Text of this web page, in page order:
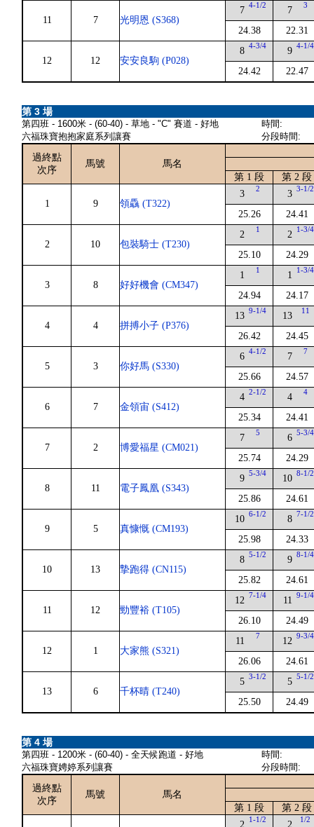
11 7 光明恩 (S368)
7 4-1/2
24.38
7 3
22.31
12 12 安安良駒 (P028)
8 4-3/4
24.42
9 4-1/4
22.47
第 3 場
第四班 - 1600米 - (60-40) - 草地 - "C" 賽道 - 好地
六福珠寶抱抱家庭系列讓賽
時間:
分段時間:
過終點
次序
馬號
馬名
第 1 段
第 2 段
1 9 領驫 (T322)
3 2
25.26
3 3-1/2
24.41
2 10 包裝騎士 (T230)
2 1
25.10
2 1-3/4
24.29
3 8 好好機會 (CM347)
1 1
24.94
1 1-3/4
24.17
4 4 拼搏小子 (P376)
13 9-1/4
26.42
13 11
24.45
5 3 你好馬 (S330)
6 4-1/2
25.66
7 7
24.57
6 7 金領宙 (S412)
4 2-1/2
25.34
4 4
24.41
7 2 博愛福星 (CM021)
7 5
25.74
6 5-3/4
24.29
8 11 電子鳳凰 (S343)
9 5-3/4
25.86
10 8-1/2
24.61
9 5 真慷慨 (CM193)
10 6-1/2
25.98
8 7-1/2
24.33
10 13 摯跑得 (CN115)
8 5-1/2
25.82
9 8-1/4
24.61
11 12 勁豐裕 (T105)
12 7-1/4
26.10
11 9-1/4
24.49
12 1 大家熊 (S321)
11 7
26.06
12 9-3/4
24.61
13 6 千杯晴 (T240)
5 3-1/2
25.50
5 5-1/2
24.49
第 4 場
第四班 - 1200米 - (60-40) - 全天候跑道 - 好地
六福珠寶娉婷系列讓賽
時間:
分段時間:
過終點
次序
馬號
馬名
第 1 段
第 2 段
2 1-1/2 2 1/2